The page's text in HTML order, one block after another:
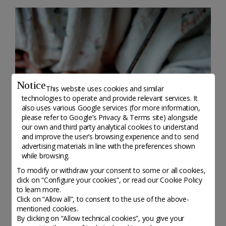
NoticeThis website uses cookies and similar
technologies to operate and provide relevant services. It
also uses various Google services (for more information,
please refer toGoogle’s Privacy & Terms site) alongside
our own and third party analytical cookies to understand
and improve the user’s browsing experience and to send
advertising materials in line with the preferences shown
while browsing.
To modify or withdraw your consent to some or all cookies,
click on “Configure your cookies”, or read our Cookie Policy
to learn more.
Click on “Allow all”, to consent to the use of the above-
mentioned cookies.
By clicking on “Allow technical cookies”, you give your
POSTED ON 15 MAY, 2020